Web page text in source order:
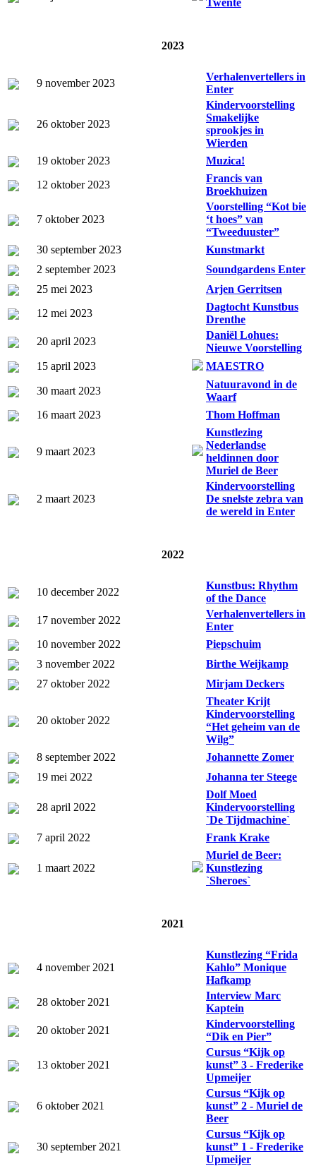
2023
9 november 2023
Verhalenvertellers in
Enter
26 oktober 2023
Kindervoorstelling
Smakelijke
sprookjes in
Wierden
19 oktober 2023
Muzica!
12 oktober 2023
Francis van
Broekhuizen
7 oktober 2023
Voorstelling “Kot bie
‘t hoes” van
“Tweeduuster”
30 september 2023
Kunstmarkt
2 september 2023
Soundgardens Enter
25 mei 2023
Arjen Gerritsen
12 mei 2023
Dagtocht Kunstbus
Drenthe
20 april 2023
Daniël Lohues:
Nieuwe Voorstelling
15 april 2023
MAESTRO
30 maart 2023
Natuuravond in de
Waarf
16 maart 2023
Thom Hoffman
9 maart 2023
Kunstlezing
Nederlandse
heldinnen door
Muriel de Beer
2 maart 2023
Kindervoorstelling
De snelste zebra van
de wereld in Enter
2022
10 december 2022
Kunstbus: Rhythm
of the Dance
17 november 2022
Verhalenvertellers in
Enter
10 november 2022
Piepschuim
3 november 2022
Birthe Weijkamp
27 oktober 2022
Mirjam Deckers
20 oktober 2022
Theater Krijt
Kindervoorstelling
“Het geheim van de
Wilg”
8 september 2022
Johannette Zomer
19 mei 2022
Johanna ter Steege
28 april 2022
Dolf Moed
Kindervoorstelling
`De Tijdmachine`
7 april 2022
Frank Krake
1 maart 2022
Muriel de Beer:
Kunstlezing
`Sheroes`
2021
4 november 2021
Kunstlezing “Frida
Kahlo” Monique
Hafkamp
28 oktober 2021
Interview Marc
Kaptein
20 oktober 2021
Kindervoorstelling
“Dik en Pier”
13 oktober 2021
Cursus “Kijk op
kunst” 3 - Frederike
Upmeijer
6 oktober 2021
Cursus “Kijk op
kunst” 2 - Muriel de
Beer
30 september 2021
Cursus “Kijk op
kunst” 1 - Frederike
Upmeijer